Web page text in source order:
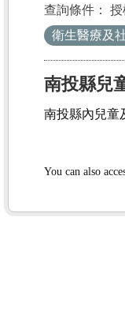
查詢條件： 授
衛生醫療及
南投縣兒
南投縣內兒童
You can also